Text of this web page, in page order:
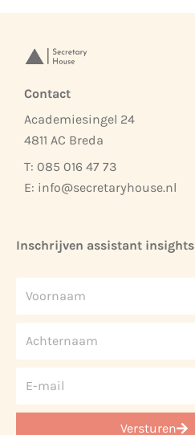
Contact
Academiesingel 24
4811 AC Breda
T: 085 016 47 73
E: info@secretaryhouse.nl
Inschrijven assistant insights
Versturen